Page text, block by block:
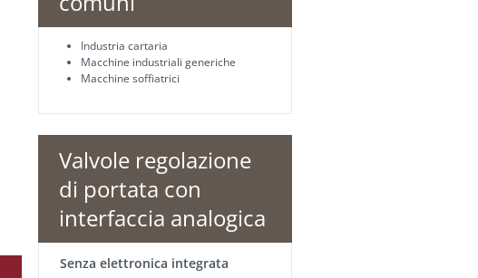
Industria cartaria
Macchine industriali generiche
Macchine soffiatrici
Valvole regolazione
di portata con
interfaccia analogica
Senza elettronica integrata